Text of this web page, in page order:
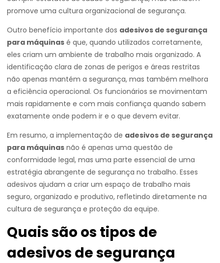
promove uma cultura organizacional de segurança.
Outro benefício importante dos adesivos de segurança
para máquinas é que, quando utilizados corretamente,
eles criam um ambiente de trabalho mais organizado. A
identificação clara de zonas de perigos e áreas restritas
não apenas mantém a segurança, mas também melhora
a eficiência operacional. Os funcionários se movimentam
mais rapidamente e com mais confiança quando sabem
exatamente onde podem ir e o que devem evitar.
Em resumo, a implementação de adesivos de segurança
para máquinas não é apenas uma questão de
conformidade legal, mas uma parte essencial de uma
estratégia abrangente de segurança no trabalho. Esses
adesivos ajudam a criar um espaço de trabalho mais
seguro, organizado e produtivo, refletindo diretamente na
cultura de segurança e proteção da equipe.
Quais são os tipos de
adesivos de segurança